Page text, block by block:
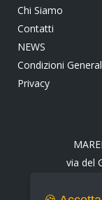
Chi Siamo
Contatti
NEWS
Condizioni
Privacy
via del